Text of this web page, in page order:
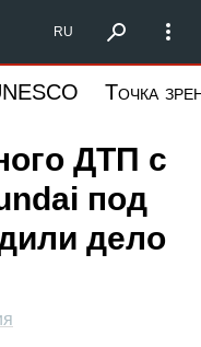
Запад
RU
Точка
ДТП с
под
дело